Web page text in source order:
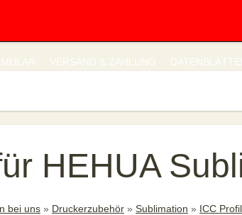
VERSAND & ZAHLUNG
HEHUA
bei uns » Druckerzubehör » Sublimation » ICC